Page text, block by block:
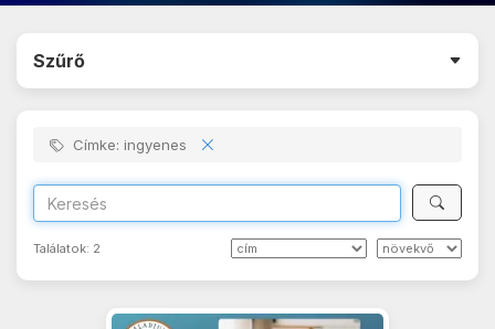
Szűrő
Címke: ingyenes
Találatok: 2